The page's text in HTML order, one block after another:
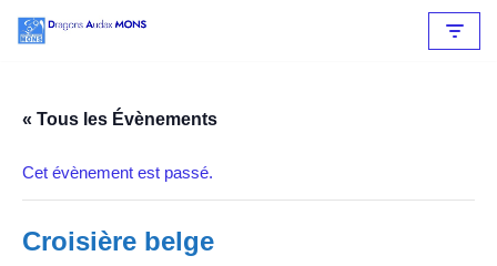
contenu
« Tous les Évènements
Cet évènement est passé.
Croisière belge